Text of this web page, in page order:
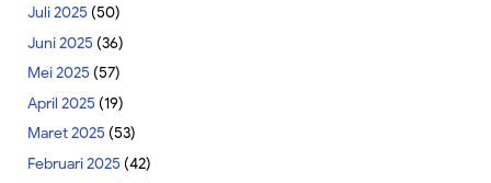
Juli 2025 (50)
Juni 2025 (36)
Mei 2025 (57)
April 2025 (19)
Maret 2025 (53)
Februari 2025 (42)